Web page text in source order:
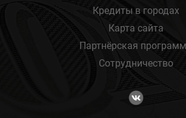
Кредиты в городах
Карта сайта
Партнёрская
Сотрудничество